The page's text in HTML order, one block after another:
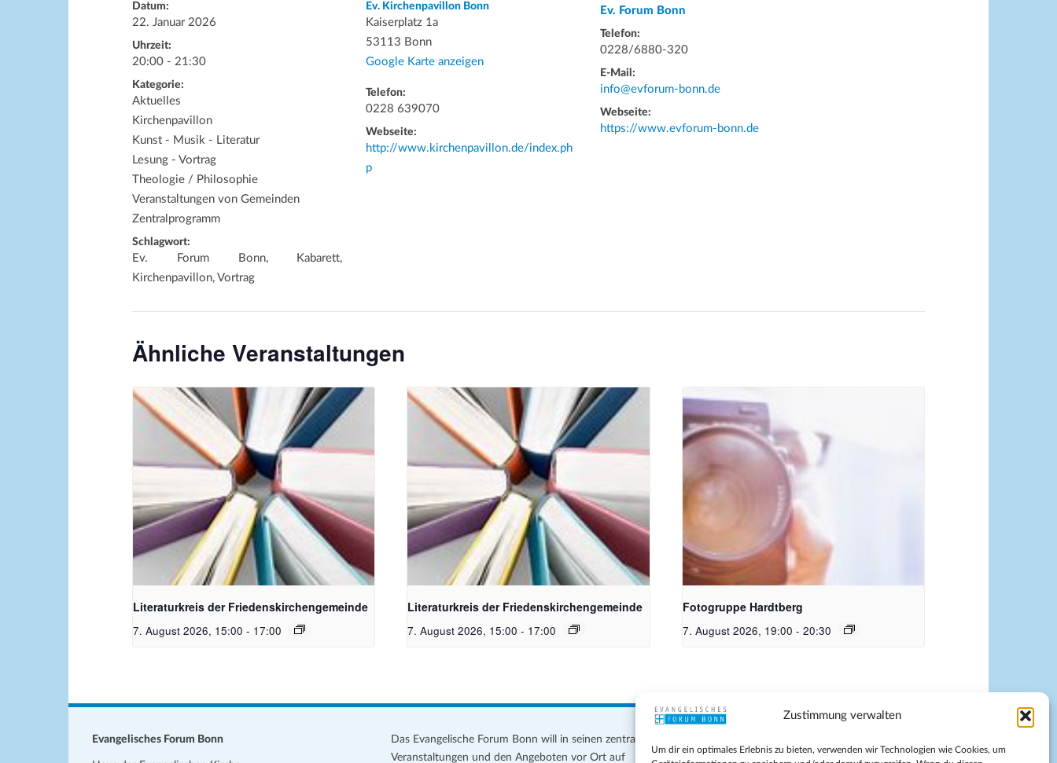
Zustimmung verwalten
Um dir ein optimales Erlebnis zu bieten, verwenden wir Technologien wie Cookies, um
Datum:
22. Januar 2026
Uhrzeit:
20:00 - 21:30
Kategorie:
Aktuelles
Kirchenpavillon
Kunst - Musik - Literatur
Lesung - Vortrag
Theologie / Philosophie
Veranstaltungen von Gemeinden
Zentralprogramm
Schlagwort:
Ev. Forum Bonn, Kabarett,
Kirchenpavillon, Vortrag
Ev. Kirchenpavillon Bonn
Kaiserplatz 1a
53113 Bonn
Google Karte anzeigen
Telefon:
0228 639070
Webseite:
http://www.kirchenpavillon.de/index.ph
p
Ev. Forum Bonn
Telefon:
0228/6880-320
E-Mail:
info@evforum-bonn.de
Webseite:
https://www.evforum-bonn.de
Ähnliche Veranstaltungen
Bildquelle Pixabay
Literaturkreis der Friedenskirchengemeinde
7. August 2026, 15:00 - 17:00
Bildquelle Pixabay
Literaturkreis der Friedenskirchengemeinde
7. August 2026, 15:00 - 17:00
Kamera_Pixabay Free_PublicDomainArchive
Fotogruppe Hardtberg
7. August 2026, 19:00 - 20:30
Evangelisches Forum Bonn
Das Evangelische Forum Bonn will in seinen zentralen
Veranstaltungen und den Angeboten vor Ort auf
Datenschutz